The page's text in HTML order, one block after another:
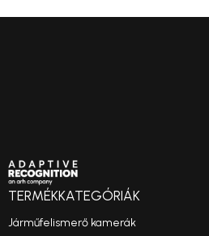
TERMÉKKATEGÓRIÁK
Járműfelismerő kamerák